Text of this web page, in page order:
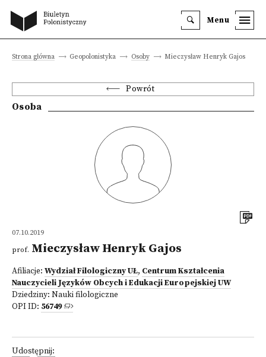
Menu
Strona główna Geopolonistyka Osoby Mieczysław Henryk Gajos
Powrót
Osoba
07.10.2019
prof. Mieczysław Henryk Gajos
Afiliacje: Wydział Filologiczny UŁ, Centrum Kształcenia
Nauczycieli Języków Obcych i Edukacji Europejskiej UW
Dziedziny: Nauki filologiczne
OPI ID: 56749
Udostępnij: